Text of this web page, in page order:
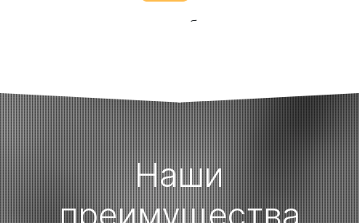
7. Выполнение необходимых работ
Наши